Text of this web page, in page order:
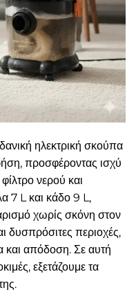
ηλεκτρική σκούπα
προσφέροντας ισχύ
νερού και
7 L και κάδο 9 L,
χωρίς σκόνη στον
δυσπρόσιτες περιοχές,
και απόδοση. Σε αυτή
εξετάζουμε τα